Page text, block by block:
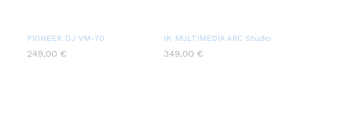
PIONEER DJ VM-70
249,00 €
IK MULTIMEDIA ARC Studio
349,00 €